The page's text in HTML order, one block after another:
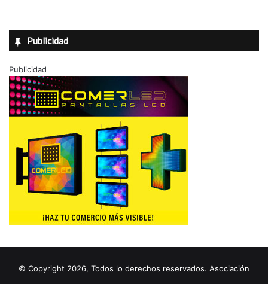
Publicidad
Publicidad
© Copyright 2026, Todos lo derechos reservados. Asociación